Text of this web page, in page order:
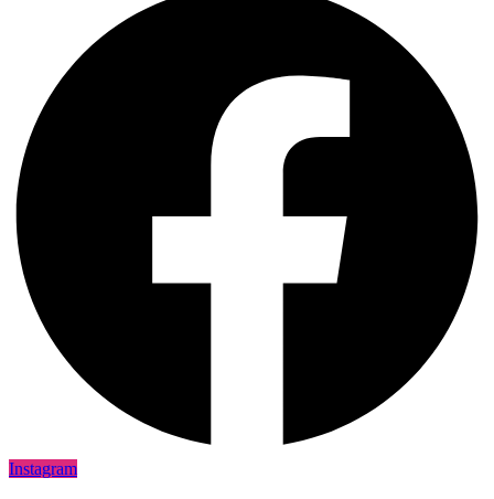
Instagram